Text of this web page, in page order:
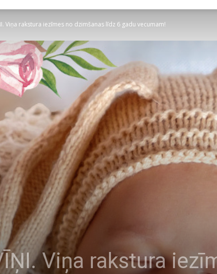
Viņa rakstura iezīmes no dzimšanas līdz 6 gadu vecumam!
Viņa rakstura